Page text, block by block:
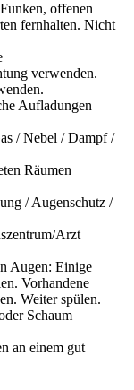
offenen
fernhalten. Nicht
verwenden.
Aufladungen
/ Nebel / Dampf /
Räumen
/ Augenschutz /
Arzt
Augen: Einige
Vorhandene
Weiter spülen.
Schaum
an einem gut